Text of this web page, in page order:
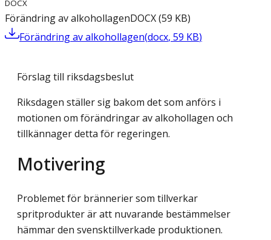
DOCX
Förändring av alkohollagenDOCX(59 KB)
Förändring av alkohollagen(docx, 59 KB)
Förslag till riksdagsbeslut
Riksdagen ställer sig bakom det som anförs i
motionen om förändringar av alkohollagen och
tillkännager detta för regeringen.
Motivering
Problemet för brännerier som tillverkar
spritprodukter är att nuvarande bestämmelser
hämmar den svensktillverkade produktionen.